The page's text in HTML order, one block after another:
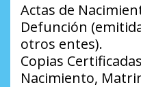
Actas de
Defunción
otros entes).
Copias
Nacimiento,